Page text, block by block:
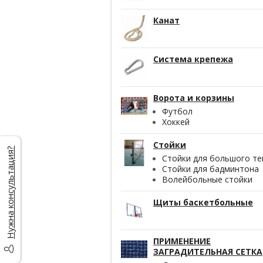
Канат
Система крепежа
Ворота и корзины
Футбол
Хоккей
Стойки
Стойки для большого
Стойки для бадминтона
Волейбольные стойки
Щиты баскетбольные
ПРИМЕНЕНИЕ
ЗАГРАДИТЕЛЬНАЯ СЕТКА
Нужна консультация?